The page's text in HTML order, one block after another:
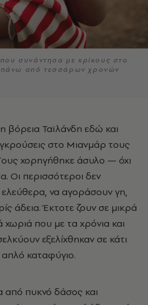
συνάντησα με κρίκους στο
πάνω από τεσσάρων χρονών
στο Μιανμάρ τους
χορηγήθηκε άσυλο — όχι
Οι περισσότεροι δεν
να αγοράσουν γη,
άδεια. Έκτοτε ζουν σε μικρά
που με τα χρόνια και
εξελίχθηκαν σε κάτι
καταφύγιο.
από πυκνό δάσος και